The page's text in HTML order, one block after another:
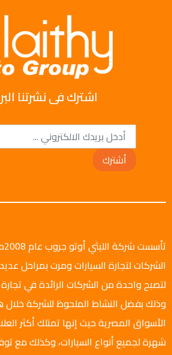
اشترك فى نشرتنا
أشترك
الشركات لتجارة السيارات ومرت بمراحل
لتصبح واحدة من الشركات الرائدة في
وذلك بفضل النشاط الملحوظ للشركة
الأسواق المصرية حيث إنها تمتلك أكثر
شهرة لجميع أنواع السيارات، وكذلك مع